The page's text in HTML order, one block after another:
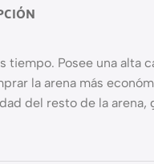
Posee una alta
la arena más
del resto de la